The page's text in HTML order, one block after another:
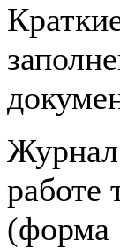
Журнал
работе